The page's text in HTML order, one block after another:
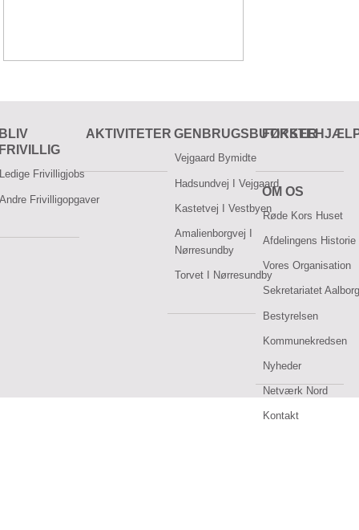
Frivilligjobs
Frivilligopgaver
AKTIVITETER GENBRUGSBUTIKKER
Vejgaard Bymidte
Hadsundvej I Vejgaard
Kastetvej I Vestbyen
Amalienborgvej I
Nørresundby
Torvet I Nørresundby
OM OS
Røde Kors Huset
Afdelingens Historie
Vores Organisation
Sekretariatet Aalborg
Bestyrelsen
Kommunekredsen
Nyheder
Netværk Nord
Kontakt